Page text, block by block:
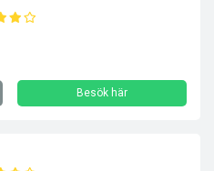
Besök här